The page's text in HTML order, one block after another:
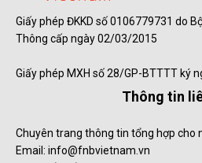
Giấy phép ĐKKD số 0106779731 do
Thông cấp ngày 02/03/2015
Giấy phép MXH số 28/GP-BTTTT ký
Thông tin
Chuyên trang thông tin tổng hợp cho
Email: info@fnbvietnam.vn